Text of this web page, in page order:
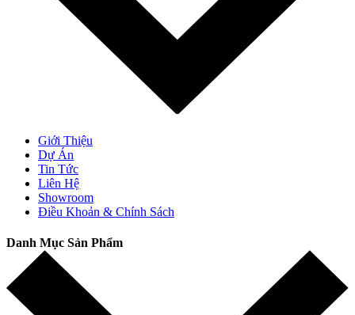
Giới Thiệu
Dự Án
Tin Tức
Liên Hệ
Showroom
Điều Khoản & Chính Sách
Danh Mục Sản Phẩm